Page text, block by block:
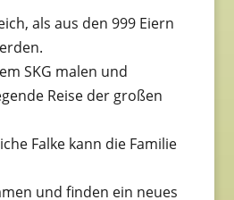
als aus den 999 Eiern
SKG malen und
Reise der großen
Falke kann die Familie
und finden ein neues